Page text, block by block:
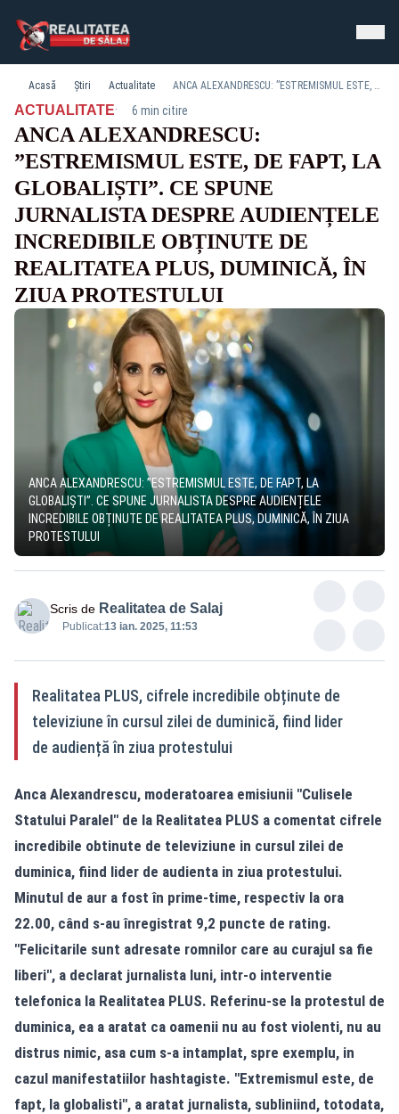
Acasă Știri Actualitate ANCA ALEXANDRESCU: ”ESTREMISMUL ESTE, DE FAPT, LA GLOBALIȘTI”. CE SPUNE JURNALISTA DESPRE AUDIENȚELE INCREDIBILE OBȚINUTE DE REALITATEA PLUS, DUMINICĂ, ÎN ZIUA PROTESTULUI
ACTUALITATE· 6 min citire
ANCA ALEXANDRESCU:
”ESTREMISMUL ESTE, DE FAPT, LA
GLOBALIȘTI”. CE SPUNE
JURNALISTA DESPRE AUDIENȚELE
INCREDIBILE OBȚINUTE DE
REALITATEA PLUS, DUMINICĂ, ÎN
ZIUA PROTESTULUI
ANCA ALEXANDRESCU: ”ESTREMISMUL ESTE, DE FAPT, LA
GLOBALIȘTI”. CE SPUNE JURNALISTA DESPRE AUDIENȚELE
INCREDIBILE OBȚINUTE DE REALITATEA PLUS, DUMINICĂ, ÎN ZIUA
PROTESTULUI
Scris de Realitatea de Salaj
Publicat:13 ian. 2025, 11:53
Realitatea PLUS, cifrele incredibile obținute de
televiziune în cursul zilei de duminică, fiind lider
de audiență în ziua protestului
Anca Alexandrescu, moderatoarea emisiunii "Culisele
Statului Paralel" de la Realitatea PLUS a comentat cifrele
incredibile obtinute de televiziune in cursul zilei de
duminica, fiind lider de audienta in ziua protestului.
Minutul de aur a fost în prime-time, respectiv la ora
22.00, când s-au înregistrat 9,2 puncte de rating.
"Felicitarile sunt adresate romnilor care au curajul sa fie
liberi", a declarat jurnalista luni, intr-o interventie
telefonica la Realitatea PLUS. Referinu-se la protestul de
duminica, ea a aratat ca oamenii nu au fost violenti, nu au
distrus nimic, asa cum s-a intamplat, spre exemplu, in
cazul manifestatiilor hashtagiste. "Extremismul este, de
fapt, la globalisti", a aratat jurnalista, subliniind, totodata,